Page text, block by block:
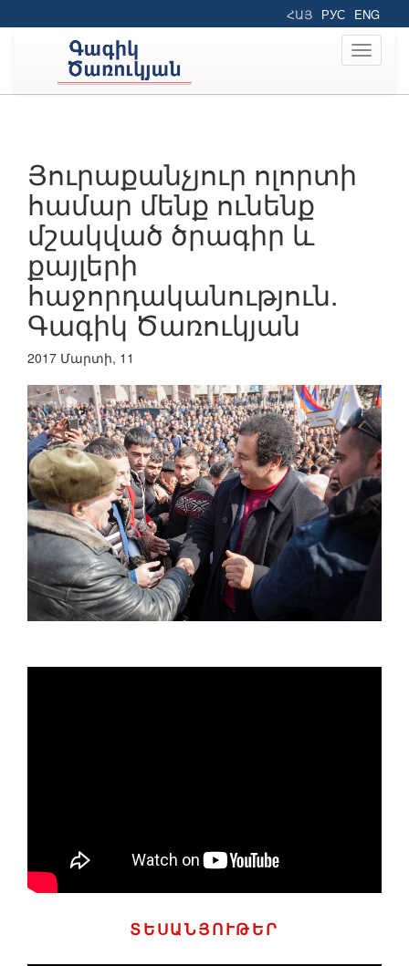
ՀԱՅ РУС ENG
Toggle
Յուրաքանչյուր ոլորտի
համար մենք ունենք
մշակված ծրագիր և
քայլերի
հաջորդականություն.
Գագիկ Ծառուկյան
2017 Մարտի, 11
ՏԵՍԱՆՅՈՒԹԵՐ